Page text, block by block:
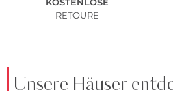
RETOURE
Unsere Häuser